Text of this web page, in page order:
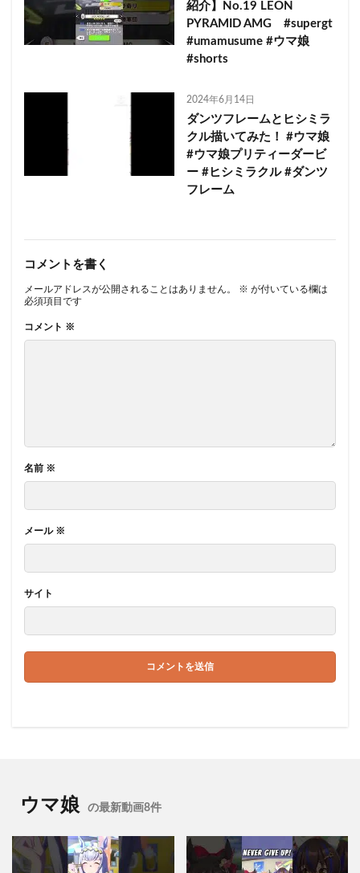
紹介】No.19 LEON
PYRAMID AMG #supergt
#umamusume #ウマ娘
#shorts
2024年6月14日
ダンツフレームとヒシミラ
クル描いてみた！ #ウマ娘
#ウマ娘プリティーダービ
ー #ヒシミラクル #ダンツ
フレーム
コメントを書く
メールアドレスが公開されることはありません。 ※ が付いている欄は
必須項目です
コメント ※
名前 ※
メール ※
サイト
ウマ娘 の最新動画8件